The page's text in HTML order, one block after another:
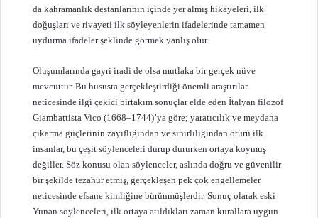
da kahramanlık destanlarının içinde yer almış hikâyeleri, ilk
doğuşları ve rivayeti ilk söyleyenlerin ifadelerinde tamamen
uydurma ifadeler şeklinde görmek yanlış olur.
Oluşumlarında gayri iradi de olsa mutlaka bir gerçek nüve
mevcuttur. Bu hususta gerçekleştirdiği önemli araştırılar
neticesinde ilgi çekici birtakım sonuçlar elde eden İtalyan filozof
Giambattista Vico (1668–1744)’ya göre; yaratıcılık ve meydana
çıkarma güçlerinin zayıflığından ve sınırlılığından ötürü ilk
insanlar, bu çeşit söylenceleri durup dururken ortaya koymuş
değiller. Söz konusu olan söylenceler, aslında doğru ve güvenilir
bir şekilde tezahür etmiş, gerçekleşen pek çok engellemeler
neticesinde efsane kimliğine bürünmüşlerdir. Sonuç olarak eski
Yunan söylenceleri, ilk ortaya atıldıkları zaman kurallara uygun